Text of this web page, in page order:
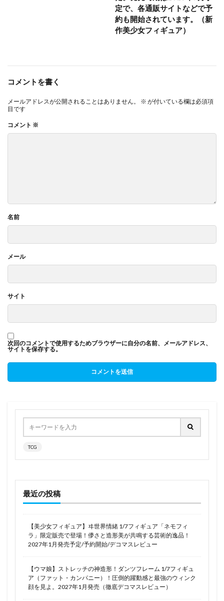
定で、各通販サイトなどで予
約も開始されています。（新
作美少女フィギュア）
コメントを書く
メールアドレスが公開されることはありません。 ※ が付いている欄は必須項
目です
コメント ※
名前
メール
サイト
次回のコメントで使用するためブラウザーに自分の名前、メールアドレス、
サイトを保存する。
TCG
最近の投稿
【美少女フィギュア】ヰ世界情緒 1/7フィギュア「ネモフィ
ラ」限定販売で登場！儚さと造形美が共鳴する芸術的逸品！
2027年1月発売予定/予約開始/デコマスレビュー
【ウマ娘】ストレッチの神造形！ダンツフレーム 1/7フィギュ
ア（ファット・カンパニー）！圧倒的躍動感と最強のウィンク
顔を見よ。2027年1月発売（徹底デコマスレビュー）